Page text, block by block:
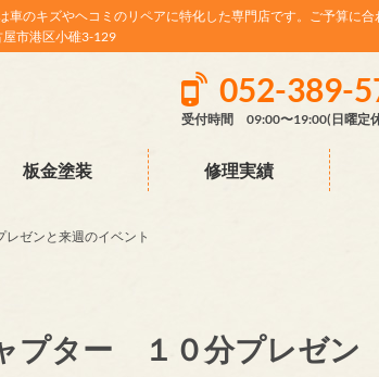
車のキズやヘコミのリペアに特化した専門店です。ご予算に
市港区小碓3-129
052-389-
受付時間 09:00〜19:00(日曜定
板金塗装 修理実績
ゼンと来週のイベント
プター １０分プレゼン